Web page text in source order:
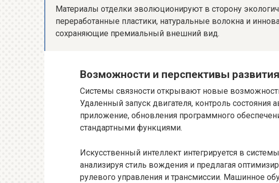
Материалы отделки эволюционируют в сторону
переработанные пластики, натуральные волокна и
сохраняющие премиальный внешний вид.
Возможности и перспективы развития
Системы связности открывают новые
Удаленный запуск двигателя, контроль состояния
приложение, обновления программного
стандартными функциями.
Искусственный интеллект интегрируется в
анализируя стиль вождения и предлагая
рулевого управления и трансмиссии. Машинное